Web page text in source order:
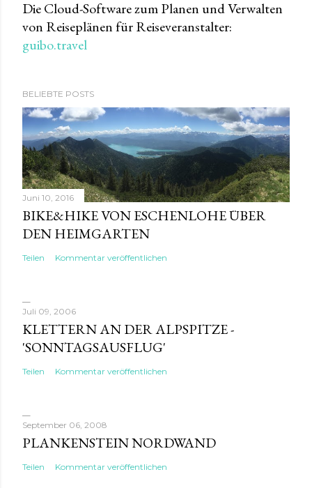
Die Cloud-Software zum Planen und Verwalten
von Reiseplänen für Reiseveranstalter:
guibo.travel
BELIEBTE POSTS
Juni 10, 2016
BIKE&HIKE VON ESCHENLOHE ÜBER
DEN HEIMGARTEN
Teilen Kommentar veröffentlichen
Juli 09, 2006
KLETTERN AN DER ALPSPITZE -
'SONNTAGSAUSFLUG'
Teilen Kommentar veröffentlichen
September 06, 2008
PLANKENSTEIN NORDWAND
Teilen Kommentar veröffentlichen